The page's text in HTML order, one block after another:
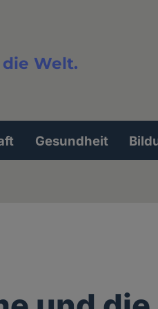
Welt.
Gesundheit